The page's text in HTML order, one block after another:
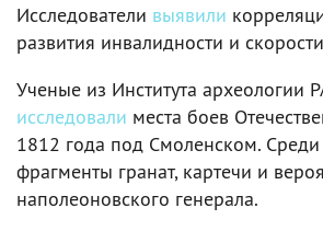
Исследователи выявили
развития инвалидности и
Ученые из Института археологии
исследовали места боев
1812 года под Смоленском.
фрагменты гранат, картечи и
наполеоновского генерала.